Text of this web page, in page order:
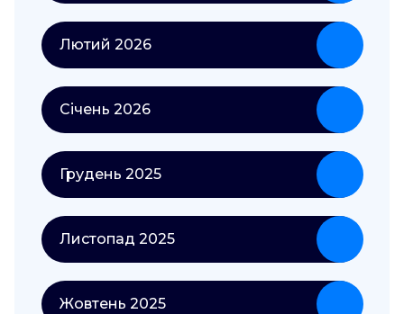
Лютий 2026
Січень 2026
Грудень 2025
Листопад 2025
Жовтень 2025